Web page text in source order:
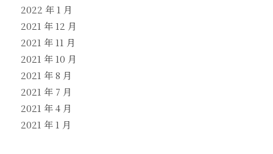
2022 年 1 月
2021 年 12 月
2021 年 11 月
2021 年 10 月
2021 年 8 月
2021 年 7 月
2021 年 4 月
2021 年 1 月